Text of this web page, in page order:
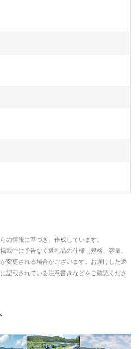
の情報に基づき、作成しています。
載中に予告なく返礼品の仕様（規格、容量、
変更される場合がございます。お届けした返
記載されている注意書きなどをご確認くださ